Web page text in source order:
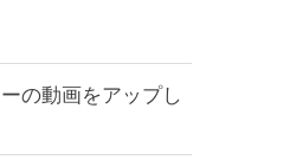
の動画をアップし